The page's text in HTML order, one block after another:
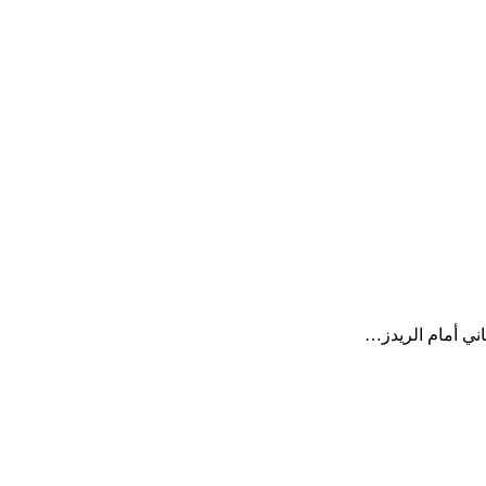
أمام الريدز…